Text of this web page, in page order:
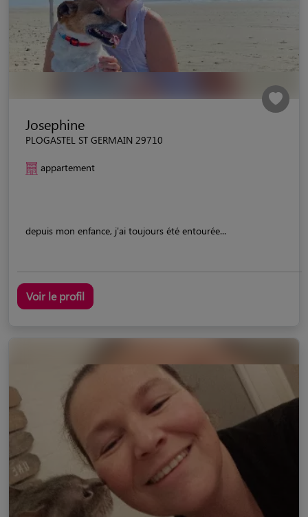
Josephine
PLOGASTEL ST GERMAIN 29710
appartement
depuis mon enfance, j'ai toujours été entourée...
Voir le profil